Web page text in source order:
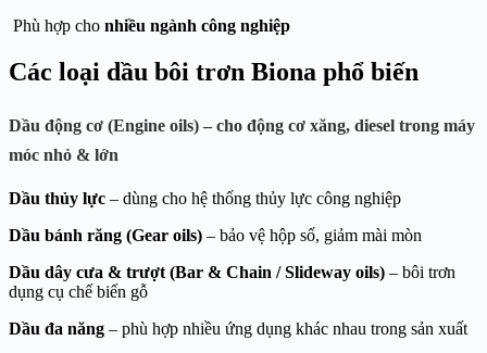
Phù hợp cho nhiều ngành công nghiệp
Các loại dầu bôi trơn Biona phổ biến
Dầu động cơ (Engine oils) – cho động cơ xăng, diesel trong máy
móc nhỏ & lớn
Dầu thủy lực – dùng cho hệ thống thủy lực công nghiệp
Dầu bánh răng (Gear oils) – bảo vệ hộp số, giảm mài mòn
Dầu dây cưa & trượt (Bar & Chain / Slideway oils) – bôi trơn
dụng cụ chế biến gỗ
Dầu đa năng – phù hợp nhiều ứng dụng khác nhau trong sản xuất